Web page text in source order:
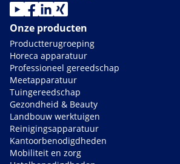
Onze producten
Productterugroeping
Horeca apparatuur
Professioneel gereedschap
Meetapparatuur
Tuingereedschap
Gezondheid & Beauty
Landbouw werktuigen
Reinigingsapparatuur
Kantoorbenodigdheden
Mobiliteit en zorg